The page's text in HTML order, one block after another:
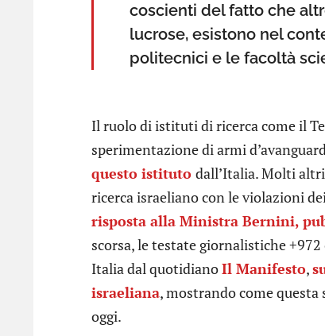
coscienti del fatto che
lucrose, esistono nel
politecnici e le facoltà
Il ruolo di istituti di ricerca come il
sperimentazione di armi
questo istituto dall’Italia. Molti
ricerca israeliano con le violazioni
risposta alla Ministra Bernini,
scorsa, le testate giornalistiche
Italia dal quotidianoIl Manifesto,
israeliana, mostrando come questa
oggi.